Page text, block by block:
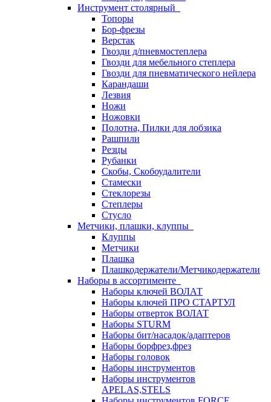
Инструмент столярный
Топоры
Бор-фрезы
Верстак
Гвозди д/пневмостеплера
Гвозди для мебельного степлера
Гвозди для пневматического нейлера
Карандаши
Лезвия
Ножи
Ножовки
Полотна, Пилки для лобзика
Рашпили
Резцы
Рубанки
Скобы, Скобоудалители
Стамески
Стеклорезы
Степлеры
Стусло
Метчики, плашки, клуппы
Клуппы
Метчики
Плашка
Плашкодержатели/Метчикодержатели
Наборы в ассортименте
Наборы ключей ВОЛАТ
Наборы ключей ПРО СТАРТУЛ
Наборы отверток ВОЛАТ
Наборы STURM
Наборы бит/насадок/адаптеров
Наборы борфрез,фрез
Наборы головок
Наборы инструментов
Наборы инструментов
APELAS,STELS